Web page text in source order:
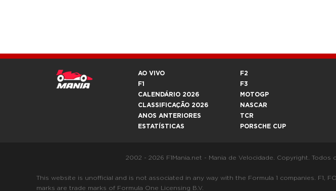
AO VIVO
F1
CALENDÁRIO 2026
CLASSIFICAÇÃO 2026
ANOS ANTERIORES
ESTATÍSTICAS
F2
F3
MOTOGP
NASCAR
TCR
PORSCHE CUP
2002 - 2026 F1Mania.net - Mania de Velocidade. Copyright. Todos
This website is unofficial and is not associated in any way with the Formula 1 companies. F1,
marks are trade marks of Formula One Licensing B.V.